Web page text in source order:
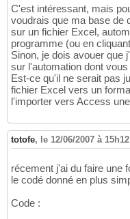
C'est intéressant, mais
voudrais que ma base de
sur un fichier Excel,
programme (ou en
Sinon, je dois avouer que
sur l'automation dont
Est-ce qu'il ne serait pas
fichier Excel vers un
l'importer vers Access
totofe, le 12/06/2007 à 15h12
récement j'ai du faire une
le codé donné en plus
Code :